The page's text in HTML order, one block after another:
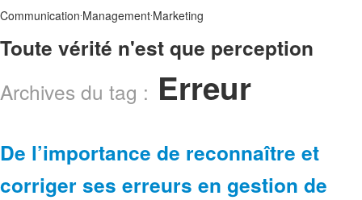
Communication Management Marketing
Toute vérité n'est que perception
Archives du tag : Erreur
De l’importance de reconnaître et
corriger ses erreurs en gestion de